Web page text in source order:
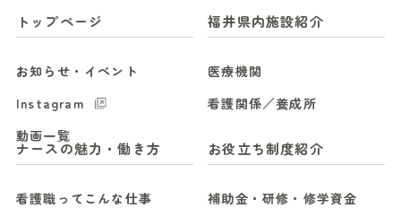
トップページ
お知らせ・イベント
Instagram
動画一覧
福井県内施設紹介
医療機関
看護関係／養成所
ナースの魅力・働き方
看護職ってこんな仕事
お役立ち制度紹介
補助金・研修・修学資金